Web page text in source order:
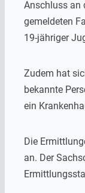
Anschluss an
gemeldeten
19-jähriger
Zudem hat
bekannte
ein
Die
an. Der